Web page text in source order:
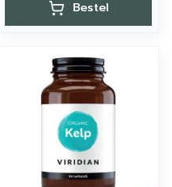
Bestel